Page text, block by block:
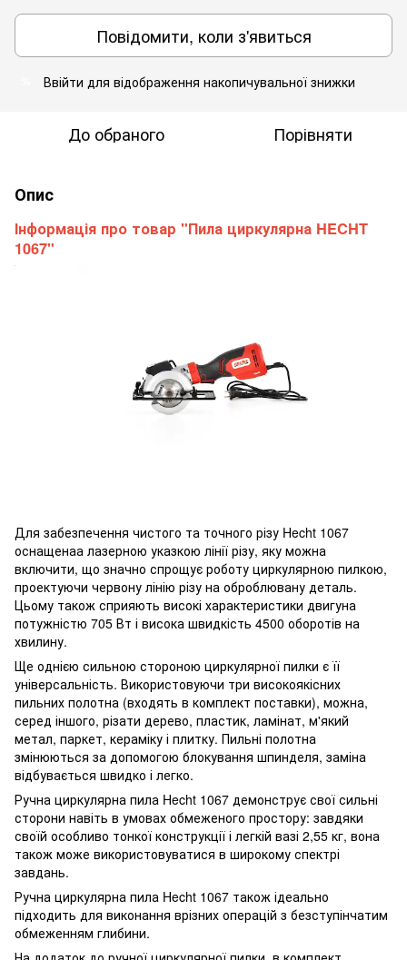
Повідомити, коли з'явиться
Ввійти для відображення накопичувальної знижки
До обраного Порівняти
Опис
Інформація про товар "Пила циркулярна HECHT
1067"
Для забезпечення чистого та точного різу Hecht 1067
оснащенаа лазерною указкою лінії різу, яку можна
включити, що значно спрощує роботу циркулярною пилкою,
проектуючи червону лінію різу на оброблювану деталь.
Цьому також сприяють високі характеристики двигуна
потужністю 705 Вт і висока швидкість 4500 оборотів на
хвилину.
Ще однією сильною стороною циркулярної пилки є її
універсальність. Використовуючи три високоякісних
пильних полотна (входять в комплект поставки), можна,
серед іншого, різати дерево, пластик, ламінат, м'який
метал, паркет, кераміку і плитку. Пильні полотна
змінюються за допомогою блокування шпинделя, заміна
відбувається швидко і легко.
Ручна циркулярна пила Hecht 1067 демонструє свої сильні
сторони навіть в умовах обмеженого простору: завдяки
своїй особливо тонкої конструкції і легкій вазі 2,55 кг, вона
також може використовуватися в широкому спектрі
завдань.
Ручна циркулярна пила Hecht 1067 також ідеально
підходить для виконання врізних операцій з безступінчатим
обмеженням глибини.